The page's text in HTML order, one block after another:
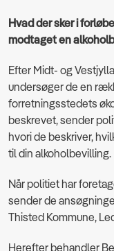
Hvad der sker i
modtaget en
Efter Midt- og
undersøger de en
forretningsstedets
beskrevet, sender
hvori de beskriver,
til din alkoholbevilling.
Når politiet har
sender de
Thisted Kommune,
Herefter behandler